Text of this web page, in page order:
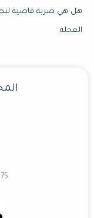
هل هي ضربة قاضية
العجلة